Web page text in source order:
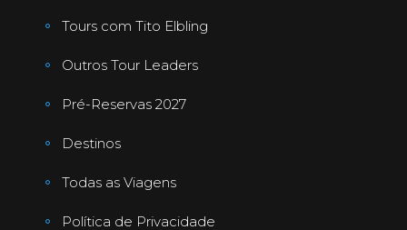
Tours com Tito Elbling
Outros Tour Leaders
Pré-Reservas 2027
Destinos
Todas as Viagens
Política de Privacidade